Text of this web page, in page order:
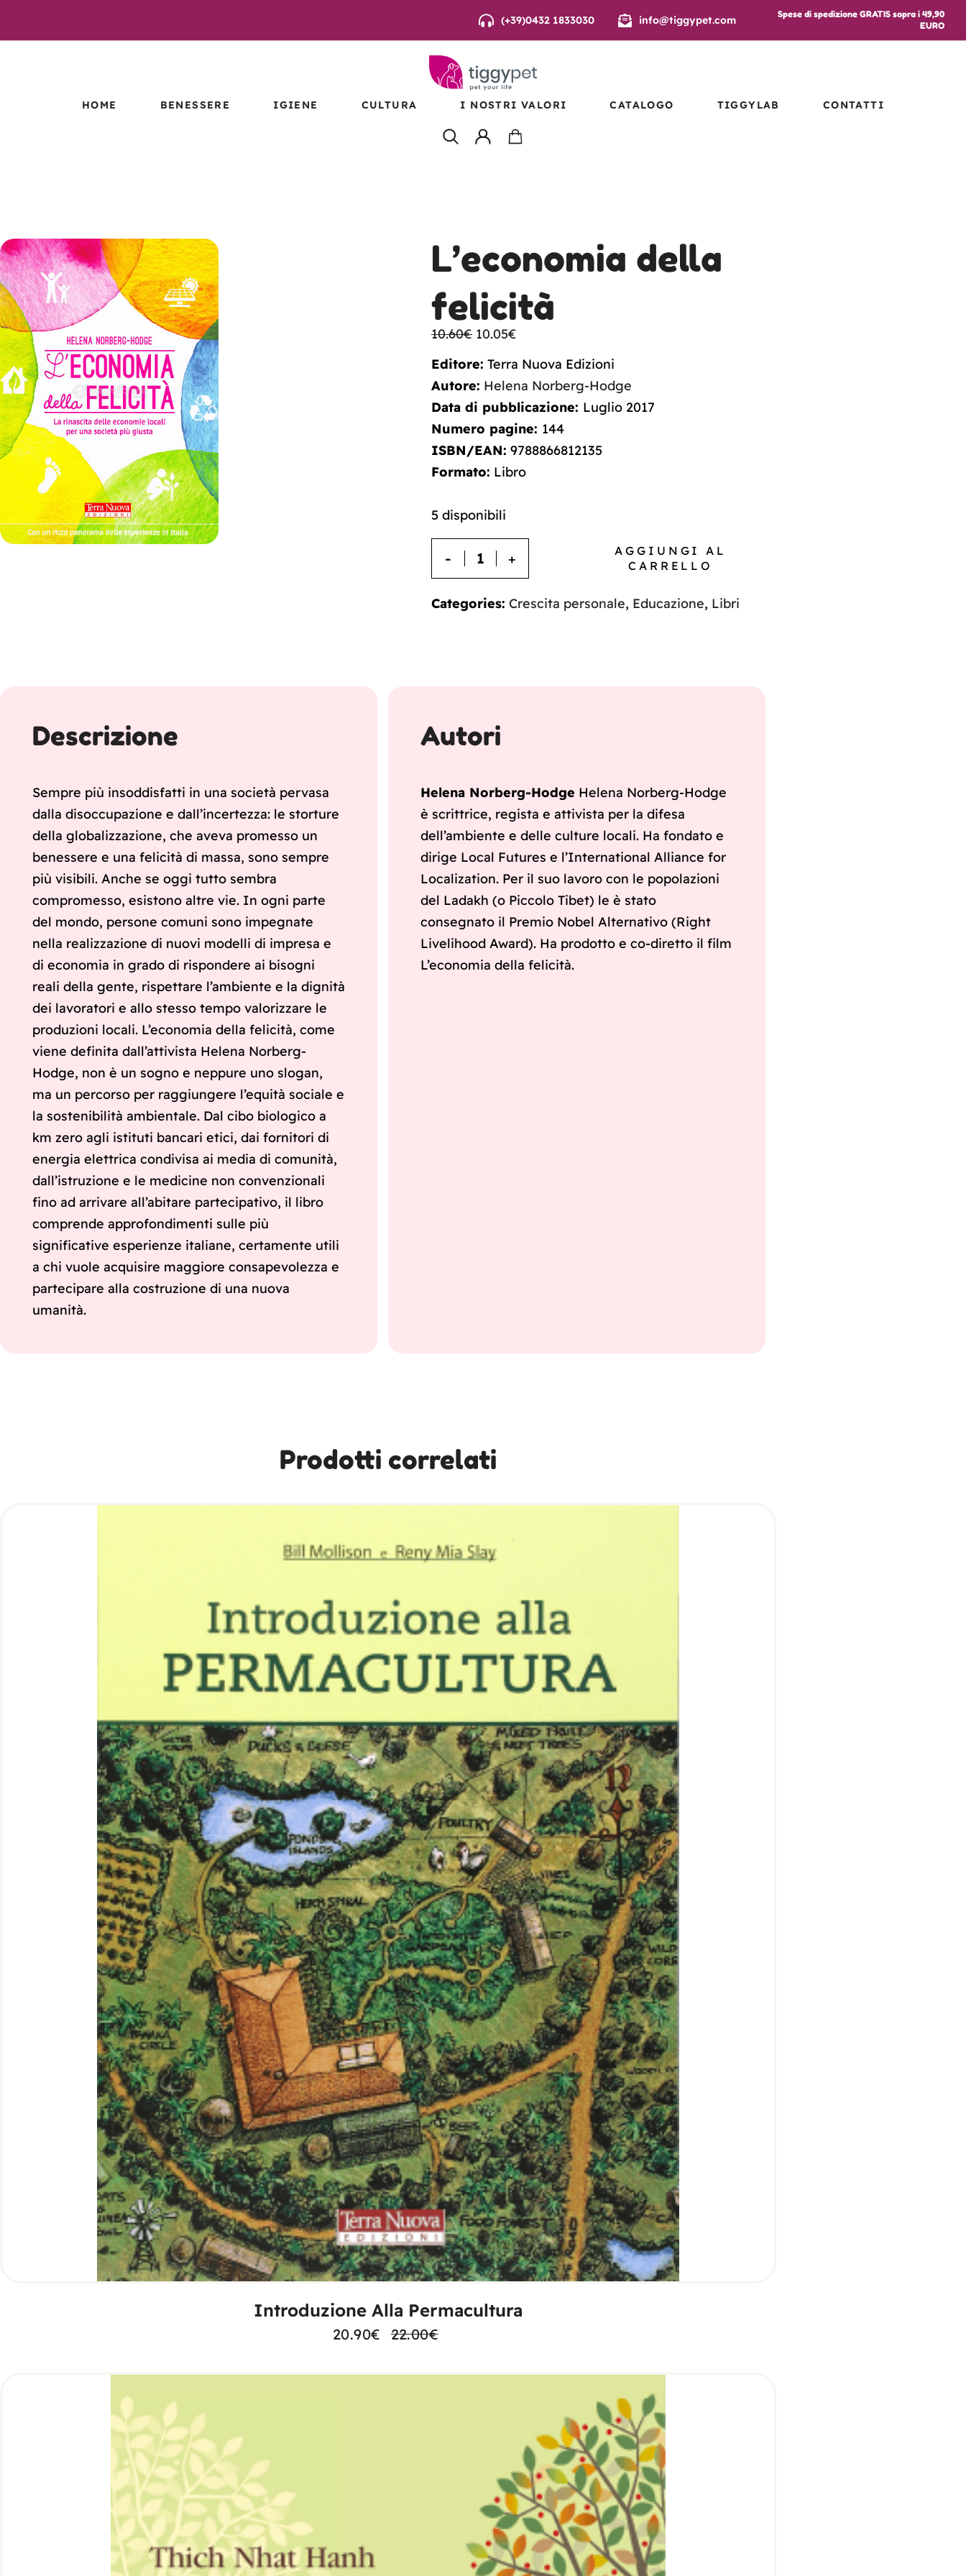
(+39)0432 1833030 info@tiggypet.com
Spese di spedizione GRATIS sopra i 49,90
EURO
HOME BENESSERE
LINEA CBD
PROCANICARE
IGIENE CULTURA I NOSTRI VALORI CATALOGO TIGGYLAB CONTATTI
L’economia della
felicità
10.60€ 10.05€
Editore: Terra Nuova Edizioni
Autore: Helena Norberg-Hodge
Data di pubblicazione: Luglio 2017
Numero pagine: 144
ISBN/EAN: 9788866812135
Formato: Libro
5 disponibili
AGGIUNGI AL
CARRELLO
Categories: Crescita personale, Educazione, Libri
Descrizione
Sempre più insoddisfatti in una società pervasa
dalla disoccupazione e dall’incertezza: le storture
della globalizzazione, che aveva promesso un
benessere e una felicità di massa, sono sempre
più visibili. Anche se oggi tutto sembra
compromesso, esistono altre vie. In ogni parte
del mondo, persone comuni sono impegnate
nella realizzazione di nuovi modelli di impresa e
di economia in grado di rispondere ai bisogni
reali della gente, rispettare l’ambiente e la dignità
dei lavoratori e allo stesso tempo valorizzare le
produzioni locali. L’economia della felicità, come
viene definita dall’attivista Helena Norberg-
Hodge, non è un sogno e neppure uno slogan,
ma un percorso per raggiungere l’equità sociale e
la sostenibilità ambientale. Dal cibo biologico a
km zero agli istituti bancari etici, dai fornitori di
energia elettrica condivisa ai media di comunità,
dall’istruzione e le medicine non convenzionali
fino ad arrivare all’abitare partecipativo, il libro
comprende approfondimenti sulle più
significative esperienze italiane, certamente utili
a chi vuole acquisire maggiore consapevolezza e
partecipare alla costruzione di una nuova
umanità.
Autori
Helena Norberg-Hodge Helena Norberg-Hodge
è scrittrice, regista e attivista per la difesa
dell’ambiente e delle culture locali. Ha fondato e
dirige Local Futures e l’International Alliance for
Localization. Per il suo lavoro con le popolazioni
del Ladakh (o Piccolo Tibet) le è stato
consegnato il Premio Nobel Alternativo (Right
Livelihood Award). Ha prodotto e co-diretto il film
L’economia della felicità.
Prodotti correlati
AGGIUNGI AL CARRELLO
Introduzione Alla Permacultura
22.00€
20.90€